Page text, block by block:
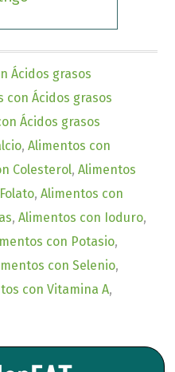
Ácidos grasos
con Ácidos grasos
Ácidos grasos
,Alimentos con
Colesterol,Alimentos
,Alimentos con
,Alimentos con Ioduro,
con Potasio,
con Selenio,
con Vitamina A,